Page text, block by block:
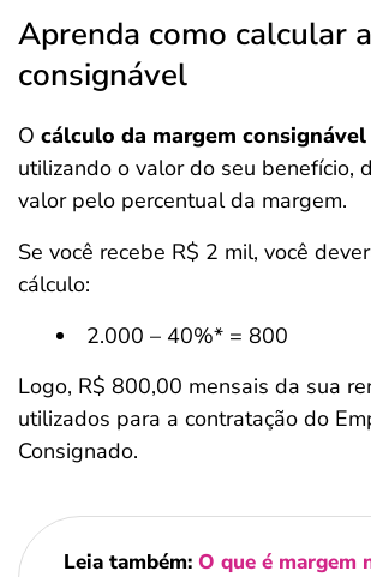
Aprenda como calcular
consignável
O cálculo da margem consignável
utilizando o valor do seu benefício,
valor pelo percentual da margem.
Se você recebe R$ 2 mil, você
cálculo:
2.000 – 40%* = 800
Logo, R$ 800,00 mensais da sua
utilizados para a contratação do
Consignado.
Leia também: O que é margem